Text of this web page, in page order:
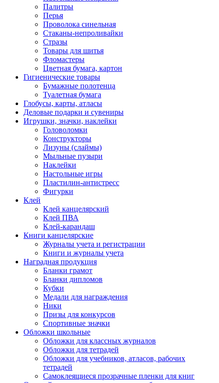
Палитры
Перья
Проволока синельная
Стаканы-непроливайки
Стразы
Товары для шитья
Фломастеры
Цветная бумага, картон
Гигиенические товары
Бумажные полотенца
Туалетная бумага
Глобусы, карты, атласы
Деловые подарки и сувениры
Игрушки, значки, наклейки
Головоломки
Конструкторы
Лизуны (слаймы)
Мыльные пузыри
Наклейки
Настольные игры
Пластилин-антистресс
Фигурки
Клей
Клей канцелярский
Клей ПВА
Клей-карандаш
Книги канцелярские
Журналы учета и регистрации
Книги и журналы учета
Наградная продукция
Бланки грамот
Бланки дипломов
Кубки
Медали для награждения
Ники
Призы для конкурсов
Спортивные значки
Обложки школьные
Обложки для классных журналов
Обложки для тетрадей
Обложки для учебников, атласов, рабочих
тетрадей
Самоклеящиеся прозрачные пленки для книг